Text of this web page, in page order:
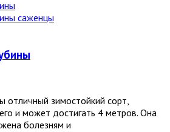
отличный зимостойкий сорт,
и может достигать 4 метров. Она
болезням и